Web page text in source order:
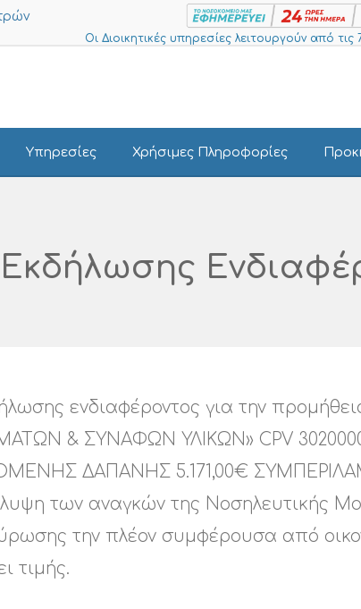
Οι Διοικητικές υπηρεσίες λειτουργούν από τις
Υπηρεσίες Χρήσιμες Πληροφορίες
ενδιαφέροντος για την
& ΣΥΝΑΦΩΝ ΥΛΙΚΩΝ» CPV
ΔΑΠΑΝΗΣ 5.171,00€
των αναγκών της Νοσηλευτικής
την πλέον συμφέρουσα από
τιμής.